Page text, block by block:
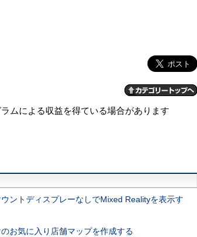
ムによる収益を得ている場合があります
ントディスプレーなしでMixed Realityを表示す
お気に入り店舗マップを作成する